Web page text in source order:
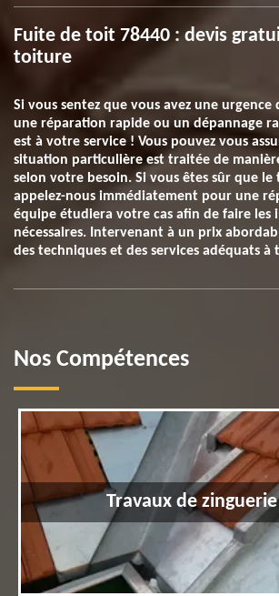
Fuite de toit 78440 : devis
toiture
Si vous sentez que vous avez une
une réparation rapide ou un dépannage
est à votre service ! Vous pouvez vous
situation particulière est traitée de
selon votre besoin. Si vous êtes sûr que
appelez-nous immédiatement pour une
équipe étudiera votre cas afin de faire les
nécessaires. Intervenant à un prix
des techniques et des services adéquats à
Nos Compétences
Travaux de